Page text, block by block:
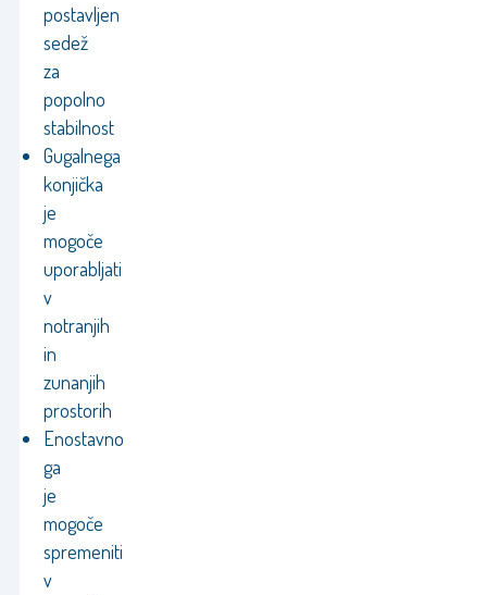
postavljen
sedež
za
popolno
stabilnost
Gugalnega
konjička
je
mogoče
uporabljati
v
notranjih
in
zunanjih
prostorih
Enostavno
ga
je
mogoče
spremeniti
v